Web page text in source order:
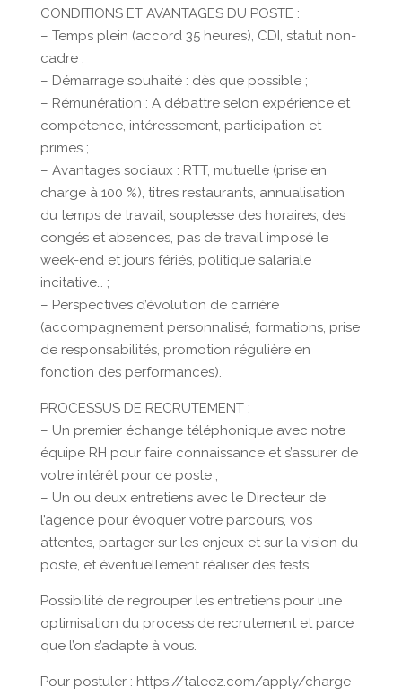
CONDITIONS ET AVANTAGES DU POSTE :
– Temps plein (accord 35 heures), CDI, statut non-
cadre ;
– Démarrage souhaité : dès que possible ;
– Rémunération : A débattre selon expérience et
compétence, intéressement, participation et
primes ;
– Avantages sociaux : RTT, mutuelle (prise en
charge à 100 %), titres restaurants, annualisation
du temps de travail, souplesse des horaires, des
congés et absences, pas de travail imposé le
week-end et jours fériés, politique salariale
incitative… ;
– Perspectives d’évolution de carrière
(accompagnement personnalisé, formations, prise
de responsabilités, promotion régulière en
fonction des performances).
PROCESSUS DE RECRUTEMENT :
– Un premier échange téléphonique avec notre
équipe RH pour faire connaissance et s’assurer de
votre intérêt pour ce poste ;
– Un ou deux entretiens avec le Directeur de
l’agence pour évoquer votre parcours, vos
attentes, partager sur les enjeux et sur la vision du
poste, et éventuellement réaliser des tests.
Possibilité de regrouper les entretiens pour une
optimisation du process de recrutement et parce
que l’on s’adapte à vous.
Pour postuler : https://taleez.com/apply/charge-